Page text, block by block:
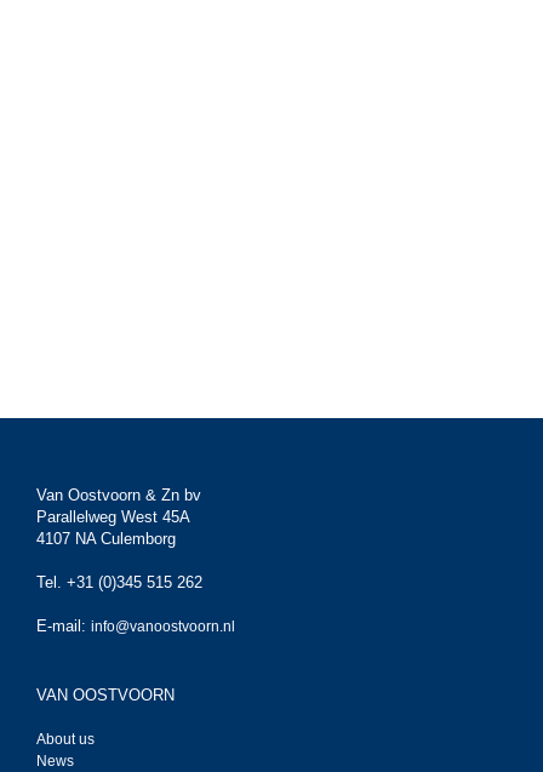
Van Oostvoorn & Zn bv
Parallelweg West 45A
4107 NA Culemborg
Tel. +31 (0)345 515 262
E-mail: info@vanoostvoorn.nl
VAN OOSTVOORN
About us
News